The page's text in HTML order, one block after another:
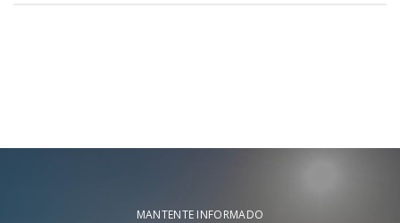
MANTENTE INFORMADO